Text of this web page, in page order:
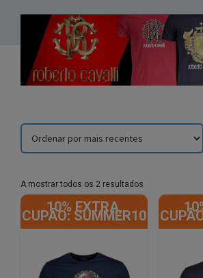
A mostrar todos os 2 resultados
by
latest
10% EXTRA,
CUPÃO: SUMMER10